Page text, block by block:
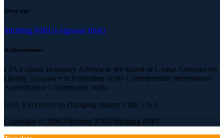
Over ons
Stichting NIRI is eigenaar (link)
Achievements
CIA-Global: Honorary Advisor in the Board of Global Advisors for
Quality Assurance in Education of the Confederation International
Accreditation Commission, India.
IAO: Excellence in changing student’s life, USA.
Copyright © 2026 Stichting NIRI/Stichting NIRI